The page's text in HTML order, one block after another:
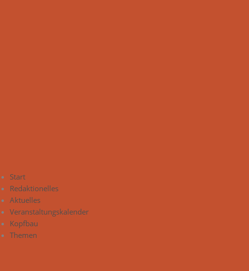
Start
Redaktionelles
Aktuelles
Veranstaltungskalender
Kopfbau
Themen